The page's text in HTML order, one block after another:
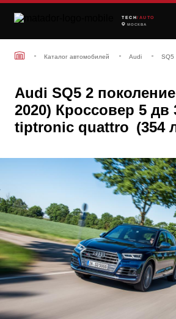
TECH /AUTO
МОСКВА
Каталог автомобилей Audi SQ5
Audi SQ5 2
2020) Кроссовер 5 дв
tiptronic quattro (354